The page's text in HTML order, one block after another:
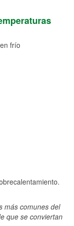
frío
más comunes del
que se conviertan